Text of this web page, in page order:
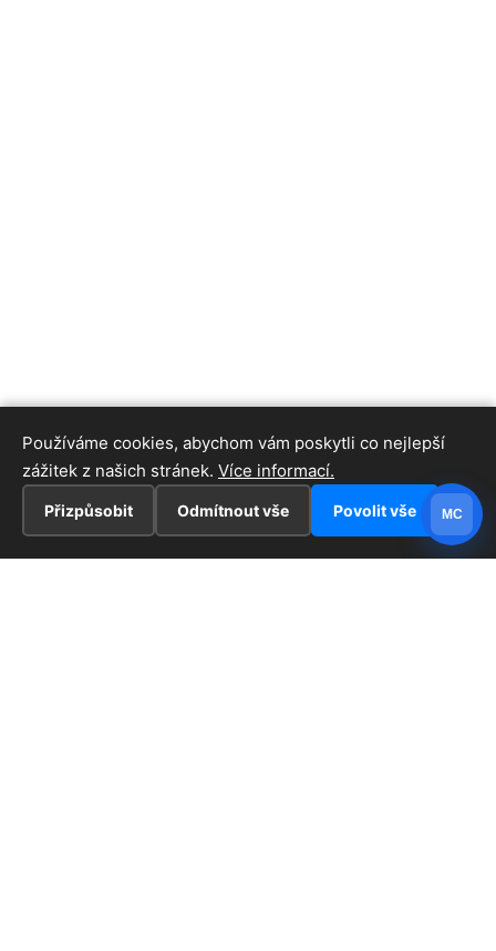
Používáme cookies, abychom vám poskytli co nejlepší
zážitek z našich stránek. Více informací.
Přizpůsobit Odmítnout vše Povolit vše MC